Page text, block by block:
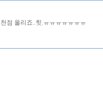
점 올리죠..힛.ㅠㅠㅠㅠㅠㅠㅠ